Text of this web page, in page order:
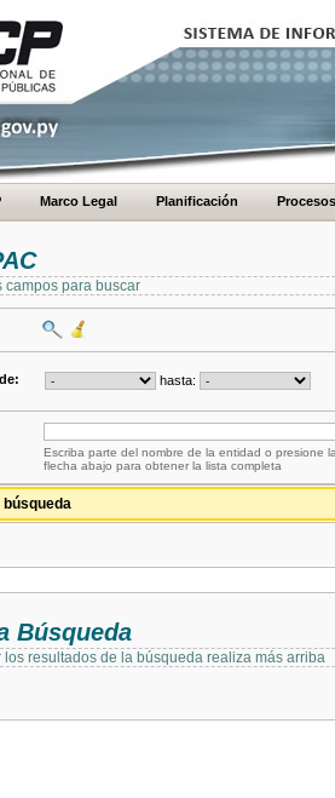
Marco Legal Planificación Procesos
campos para buscar
hasta:
Escriba parte del nombre de la entidad o presione
flecha abajo para obtener la lista completa
búsqueda
Búsqueda
los resultados de la búsqueda realiza más arriba